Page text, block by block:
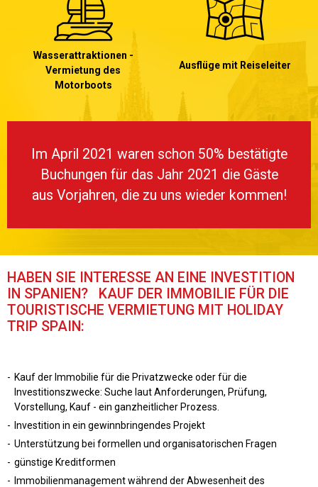
Wasserattraktionen -
Vermietung des
Motorboots
Ausflüge mit Reiseleiter
Im April 2021 waren schon 50% bestätigte
Buchungen für das Jahr 2021 die Gäste
aus Vorjahren, die zu uns wieder kommen!
HABEN SIE INTERESSE AN EINE INVESTITION
IN SPANIEN? KAUF DER IMMOBILIE FÜR DIE
TOURISTISCHE VERMIETUNG MIT HOLIDAY
TRIP SPAIN:
Kauf der Immobilie für die Privatzwecke oder für die
Investitionszwecke: Suche laut Anforderungen, Prüfung,
Vorstellung, Kauf - ein ganzheitlicher Prozess.
Investition in ein gewinnbringendes Projekt
Unterstützung bei formellen und organisatorischen Fragen
günstige Kreditformen
Immobilienmanagement während der Abwesenheit des